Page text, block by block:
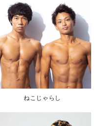
ねこじゃらし